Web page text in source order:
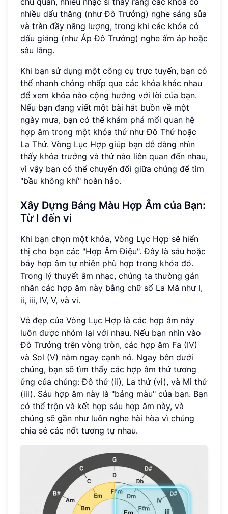
nhiều dấu thăng (như Đô Trưởng) nghe sáng sủa
và tràn đầy năng lượng, trong khi các khóa có
dấu giáng (như Áp Đô Trưởng) nghe ấm áp hoặc
sâu lắng.
Khi bạn sử dụng một công cụ trực tuyến, bạn có
thể nhanh chóng nhấp qua các khóa khác nhau
để xem khóa nào cộng hưởng với lời của bạn.
Nếu bạn đang viết một bài hát buồn về một
ngày mưa, bạn có thể khám phá mối quan hệ
hợp âm trong một khóa thứ như Đô Thứ hoặc
La Thứ. Vòng Lục Hợp giúp bạn dễ dàng nhìn
thấy khóa trưởng và thứ nào liên quan đến nhau,
vì vậy bạn có thể chuyển đổi giữa chúng để tìm
"bầu không khí" hoàn hảo.
Xây Dựng Bảng Màu Hợp Âm của Bạn:
Từ I đến vi
Khi bạn chọn một khóa, Vòng Lục Hợp sẽ hiển
thị cho bạn các "Hợp Âm Điệu". Đây là sáu hoặc
bảy hợp âm tự nhiên phù hợp trong khóa đó.
Trong lý thuyết âm nhạc, chúng ta thường gán
nhãn các hợp âm này bằng chữ số La Mã như I,
ii, iii, IV, V, và vi.
Vẻ đẹp của Vòng Lục Hợp là các hợp âm này
luôn được nhóm lại với nhau. Nếu bạn nhìn vào
Đô Trưởng trên vòng tròn, các hợp âm Fa (IV)
và Sol (V) nằm ngay cạnh nó. Ngay bên dưới
chúng, bạn sẽ tìm thấy các hợp âm thứ tương
ứng của chúng: Đô thứ (ii), La thứ (vi), và Mi thứ
(iii). Sáu hợp âm này là "bảng màu" của bạn. Bạn
có thể trộn và kết hợp sáu hợp âm này, và
chúng sẽ gần như luôn nghe hài hòa vì chúng
chia sẻ các nốt tương tự nhau.